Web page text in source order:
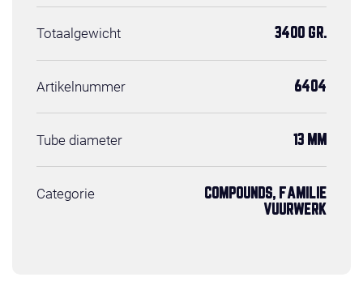
Totaalgewicht 3400 GR.
Artikelnummer 6404
Tube diameter 13 MM
Categorie
COMPOUNDS, FAMILIE
VUURWERK